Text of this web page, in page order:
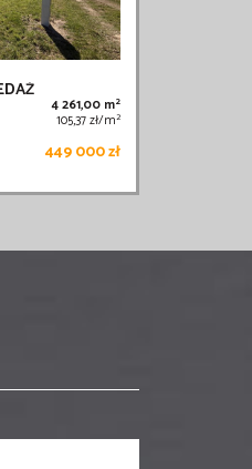
4 261,00 m2
105,37 zł/m2
449 000 zł